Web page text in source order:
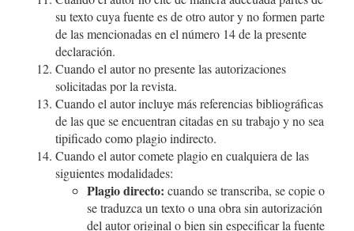
su texto cuya fuente es de otro autor y no formen parte
de las mencionadas en el número 14 de la presente
declaración.
Cuando el autor no presente las autorizaciones
solicitadas por la revista.
Cuando el autor incluye más referencias bibliográficas
de las que se encuentran citadas en su trabajo y no sea
tipificado como plagio indirecto.
Cuando el autor comete plagio en cualquiera de las
siguientes modalidades:
Plagio directo: cuando se transcriba, se copie o
se traduzca un texto o una obra sin autorización
del autor original o bien sin especificar la fuente